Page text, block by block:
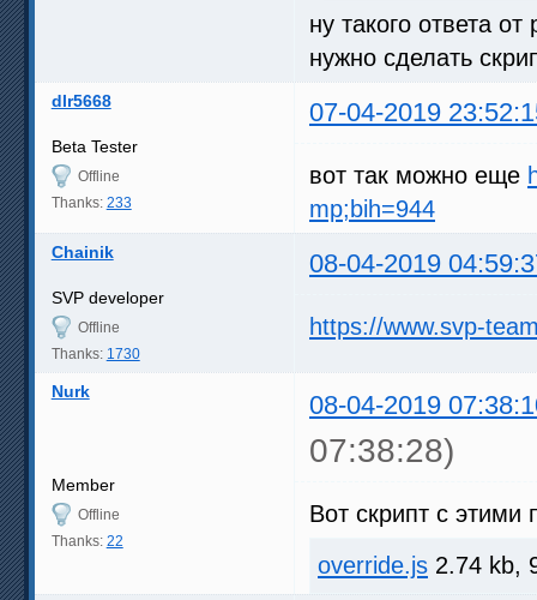
ну такого ответа
нужно сделать
dlr5668 07-04-2019
Beta Tester
Offline
Thanks: 233
вот так можно еще
mp;bih=944
Chainik 08-04-2019
SVP developer
Offline
Thanks: 1730
https://www.svp-
Nurk 08-04-2019
07:38:28)
Member
Offline
Thanks: 22
Вот скрипт с этими
override.js 2.74 kb,